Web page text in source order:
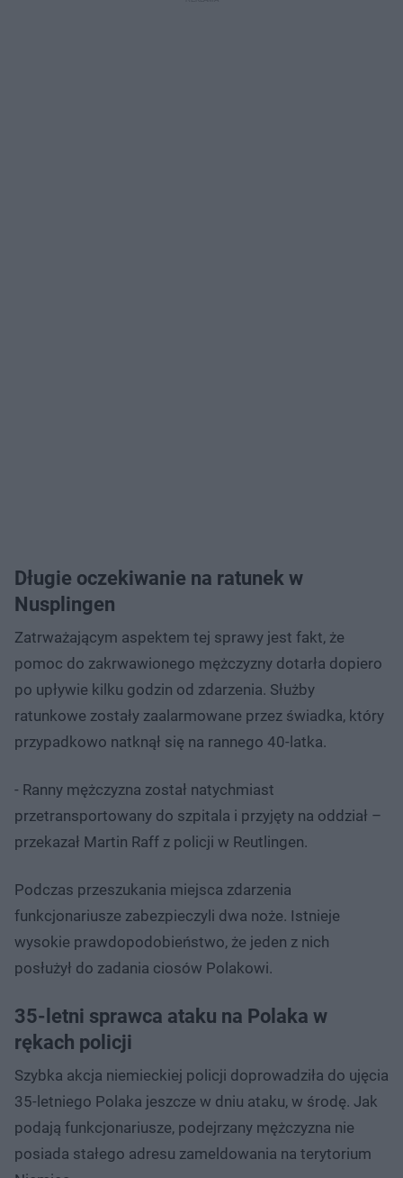
Długie oczekiwanie na ratunek w
Nusplingen
Zatrważającym aspektem tej sprawy jest fakt, że
pomoc do zakrwawionego mężczyzny dotarła dopiero
po upływie kilku godzin od zdarzenia. Służby
ratunkowe zostały zaalarmowane przez świadka, który
przypadkowo natknął się na rannego 40-latka.
- Ranny mężczyzna został natychmiast
przetransportowany do szpitala i przyjęty na oddział –
przekazał Martin Raff z policji w Reutlingen.
Podczas przeszukania miejsca zdarzenia
funkcjonariusze zabezpieczyli dwa noże. Istnieje
wysokie prawdopodobieństwo, że jeden z nich
posłużył do zadania ciosów Polakowi.
35-letni sprawca ataku na Polaka w
rękach policji
Szybka akcja niemieckiej policji doprowadziła do ujęcia
35-letniego Polaka jeszcze w dniu ataku, w środę. Jak
podają funkcjonariusze, podejrzany mężczyzna nie
posiada stałego adresu zameldowania na terytorium